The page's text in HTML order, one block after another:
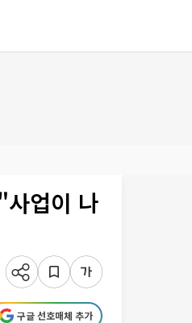
업이 나
구글 선호매체 추가